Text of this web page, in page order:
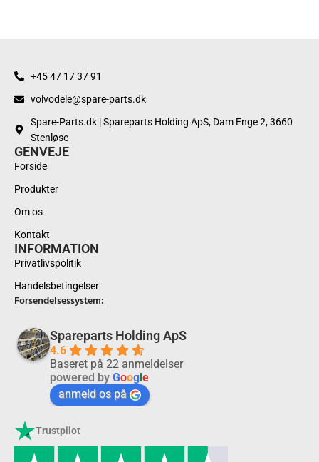
+45 47 17 37 91
volvodele@spare-parts.dk
Spare-Parts.dk | Spareparts Holding ApS, Dam Enge 2, 3660
Stenløse
GENVEJE
Forside
Produkter
Om os
Kontakt
INFORMATION
Privatlivspolitik
Handelsbetingelser
Forsendelsessystem:
Spareparts Holding ApS
4.6
Baseret på 22 anmeldelser
powered by Google
anmeld os på
Trustpilot